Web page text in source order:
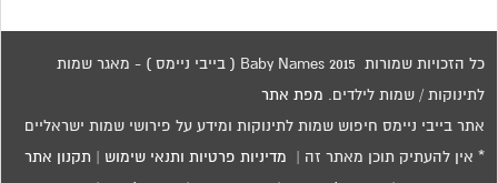
כל הזכויות שמורות 2015 Baby Names ( בייבי ניימס ) - מאגר שמות
לתינוקות / שמות לילדים. מפת אתר
אתר בייבי ניימס חיפוש שמות לתינוקות ומידע על פירושי שמות ישראליים
* אין להעתיק תוכן מאתר זה | מדיניות פרטיות ותנאי שימוש תקנון אתר